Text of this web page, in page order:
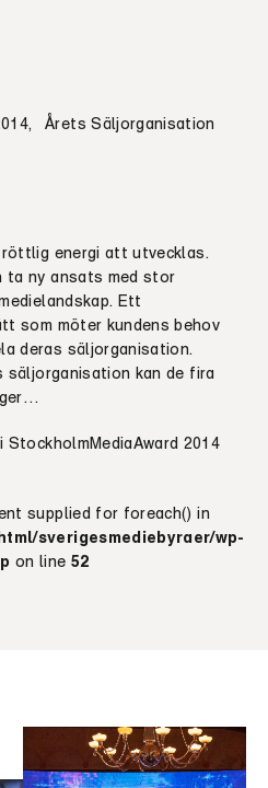
ÅretsSäljorganisation
energi att utvecklas.
ta ny ansats med stor
Ett
som möter kundens behov
deras säljorganisation.
kan de fira
2014
supplied for foreach() in
sverigesmediebyraer/wp-
on line 52